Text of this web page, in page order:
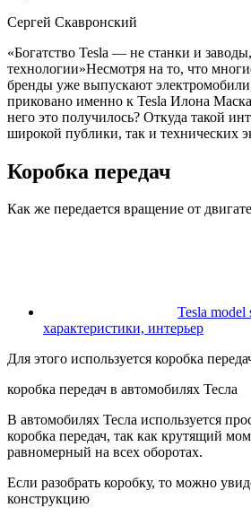
Сергей Скавронский
«Богатство Tesla — не станки и
технологии»Несмотря на то, что
бренды уже выпускают
приковано именно к Tesla Илона
него это получилось? Откуда такой
широкой публики, так и технических
Коробка передач
Как же передается вращение от
Tesla model
характеристики, интерьер
Для этого используется коробка
коробка передач в автомобилях Тесла
В автомобилях Тесла используется
коробка передач, так как крутящий
равномерный на всех оборотах.
Если разобрать коробку, то можно
конструкцию